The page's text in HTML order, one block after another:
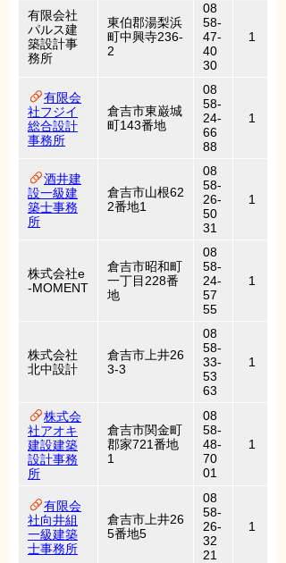
有限会社
パルス建
築設計事
務所
東伯郡湯梨浜
町中興寺236-
2
08
58-
47-
40
30
1
有限会
社フジイ
総合設計
事務所
倉吉市東巌城
町143番地
08
58-
24-
66
88
1
酒井建
設一級建
築士事務
所
倉吉市山根62
2番地1
08
58-
26-
50
31
1
株式会社e
-MOMENT
倉吉市昭和町
一丁目228番
地
08
58-
24-
57
55
1
株式会社
北中設計
倉吉市上井26
3-3
08
58-
33-
53
63
1
株式会
社アオキ
建設建築
設計事務
所
倉吉市関金町
郡家721番地
1
08
58-
48-
70
01
1
有限会
社向井組
一級建築
士事務所
倉吉市上井26
5番地5
08
58-
26-
32
21
1